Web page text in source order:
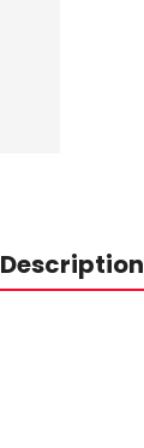
Description